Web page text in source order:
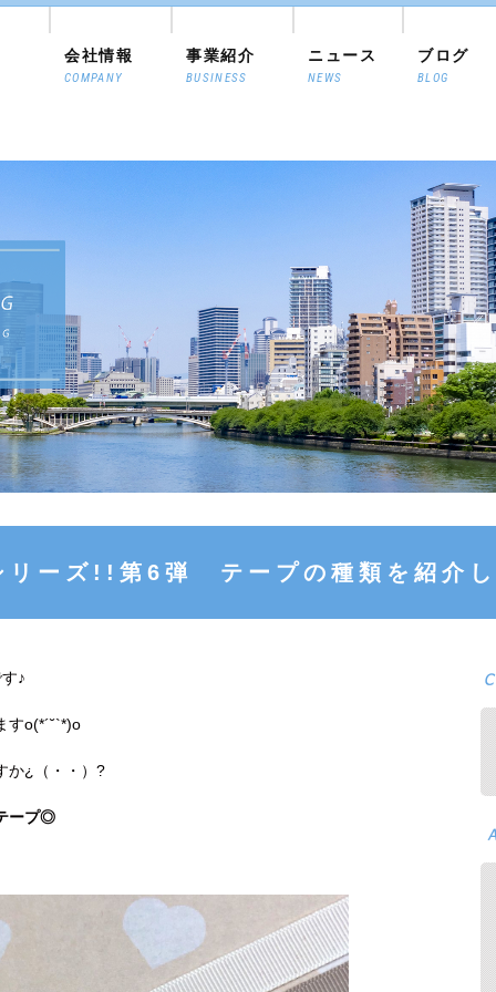
会社情報
COMPANY
事業紹介
BUSINESS
ニュース
NEWS
ブログ
BLOG
リーズ!!第6弾 テープの種類を紹介
♪
すο(*´˘`*)ο
か¿（・・）?
ープ◎